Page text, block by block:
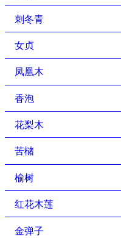
刺冬青
女贞
凤凰木
香泡
花梨木
苦槠
榆树
红花木莲
金弹子